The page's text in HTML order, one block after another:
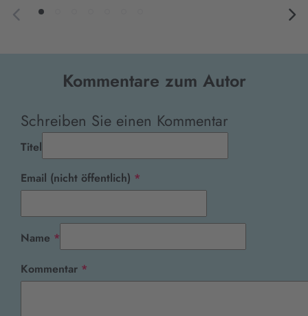
Kommentare zum Autor
Schreiben Sie einen Kommentar
Titel
Email (nicht öffentlich) *
Name *
Kommentar *